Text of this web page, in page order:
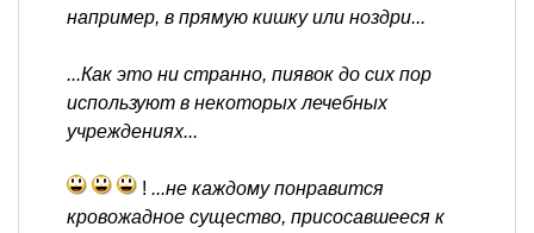
например, в прямую кишку или ноздри...
...Как это ни странно, пиявок до сих пор
используют в некоторых лечебных
учреждениях...
! ...не каждому понравится
кровожадное существо, присосавшееся к